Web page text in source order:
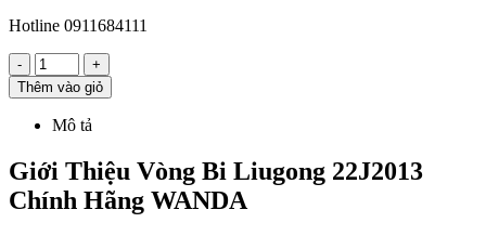
Hotline 0911684111
-
+
Thêm vào giỏ
Mô tả
Giới Thiệu Vòng Bi Liugong 22J2013
Chính Hãng WANDA